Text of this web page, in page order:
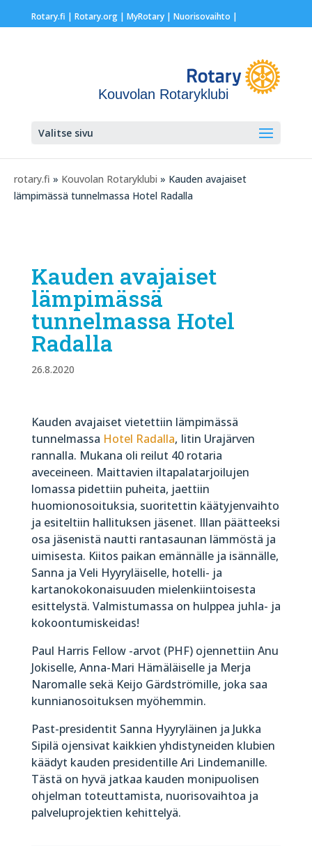
Rotary.fi | Rotary.org| MyRotary | Nuorisovaihto |
Kouvolan Rotaryklubi
Valitse sivu
rotary.fi » Kouvolan Rotaryklubi » Kauden avajaiset
lämpimässä tunnelmassa Hotel Radalla
Kauden avajaiset
lämpimässä
tunnelmassa Hotel
Radalla
26.8.2020
Kauden avajaiset vietettiin lämpimässä
tunnelmassa Hotel Radalla, Iitin Urajärven
rannalla. Mukana oli reilut 40 rotaria
aveceineen. Maittavien iltapalatarjoilujen
lomassa pidettiin puheita, jaettiin
huomionosoituksia, suoritettin käätyjenvaihto
ja esiteltiin hallituksen jäsenet. Illan päätteeksi
osa jäsenistä nautti rantasaunan lämmöstä ja
uimisesta. Kiitos paikan emännälle ja isännälle,
Sanna ja Veli Hyyryläiselle, hotelli- ja
kartanokokonaisuuden mielenkiintoisesta
esittelystä. Valmistumassa on hulppea juhla- ja
kokoontumiskeidas!
Paul Harris Fellow -arvot (PHF) ojennettiin Anu
Jokiselle, Anna-Mari Hämäläiselle ja Merja
Naromalle sekä Keijo Gärdströmille, joka saa
kunnianosoituksen myöhemmin.
Past-presidentit Sanna Hyyryläinen ja Jukka
Sipilä ojensivat kaikkien yhdistyneiden klubien
käädyt kauden presidentille Ari Lindemanille.
Tästä on hyvä jatkaa kauden monipuolisen
ohjelman toteuttamista, nuorisovaihtoa ja
palveluprojektien kehittelyä.